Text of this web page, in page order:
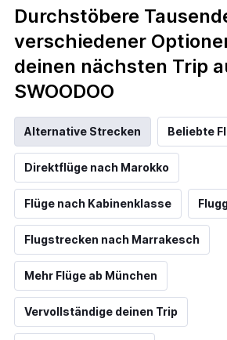
Durchstöbere
verschiedener
deinen nächsten Trip
SWOODOO
Alternative Strecken Beliebte
Direktflüge nach Marokko
Flüge nach Kabinenklasse
Flugstrecken nach Marrakesch
Mehr Flüge ab München
Vervollständige deinen Trip